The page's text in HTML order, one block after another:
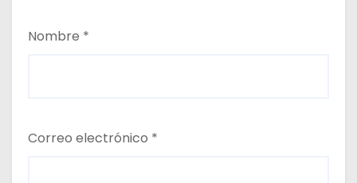
Nombre *
Correo electrónico *